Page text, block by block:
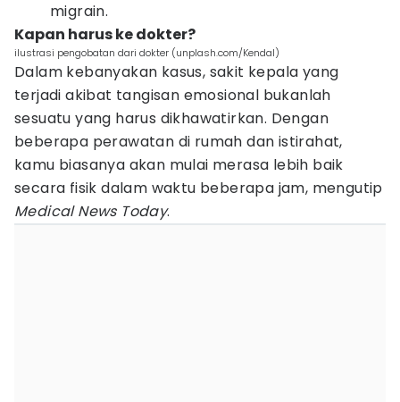
migrain.
Kapan harus ke dokter?
ilustrasi pengobatan dari dokter (unplash.com/Kendal)
Dalam kebanyakan kasus, sakit kepala yang
terjadi akibat tangisan emosional bukanlah
sesuatu yang harus dikhawatirkan. Dengan
beberapa perawatan di rumah dan istirahat,
kamu biasanya akan mulai merasa lebih baik
secara fisik dalam waktu beberapa jam, mengutip
Medical News Today.